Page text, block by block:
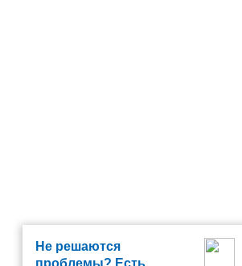
Не решаются
проблемы? Есть